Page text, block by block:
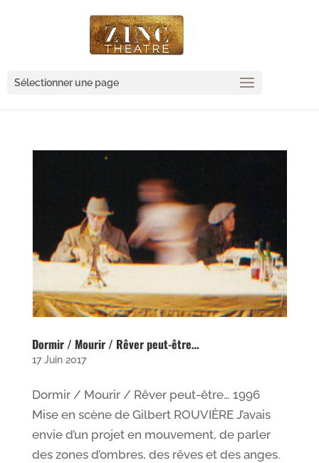
Sélectionner une page
Dormir / Mourir / Rêver peut-être…
17 Juin 2017
Dormir / Mourir / Rêver peut-être… 1996
Mise en scène de Gilbert ROUVIÈRE J’avais
envie d’un projet en mouvement, de parler
des zones d’ombres, des rêves et des anges.